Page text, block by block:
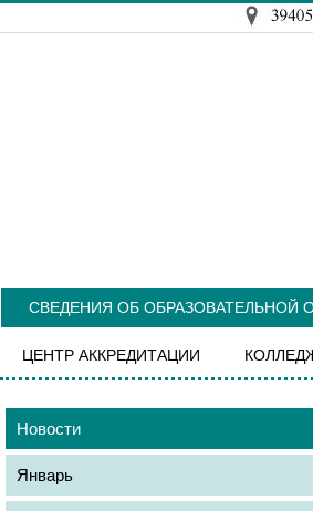
СВЕДЕНИЯ ОБ ОБРАЗОВАТЕЛЬНОЙ
ЦЕНТР АККРЕДИТАЦИИ
Новости
Январь